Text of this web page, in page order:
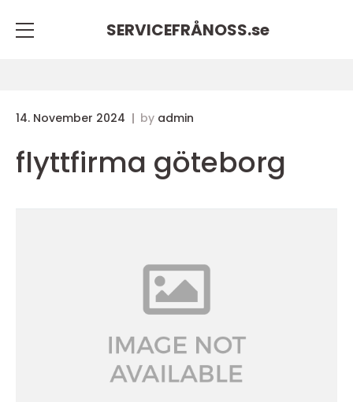
SERVICEFRÅNOSS.se
14. November 2024 by admin
flyttfirma göteborg